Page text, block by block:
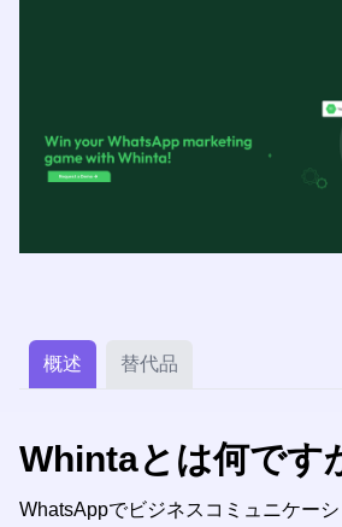
概述 替代品
Whintaとは何です
WhatsAppでビジネスコミュニケー